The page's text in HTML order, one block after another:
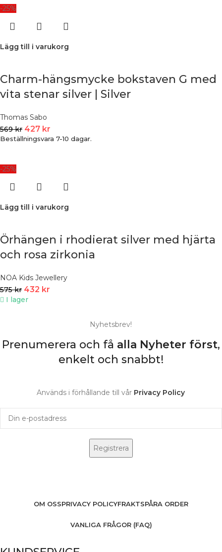
-25%
Lägg till i varukorg
Charm-hängsmycke bokstaven G med
vita stenar silver | Silver
Thomas Sabo
569kr 427 kr
Beställningsvara 7-10 dagar.
-25%
Lägg till i varukorg
Örhängen i rhodierat silver med hjärta
och rosa zirkonia
NOA Kids Jewellery
575kr 432 kr
I lager
Nyhetsbrev!
Prenumerera och få alla Nyheter först,
enkelt och snabbt!
Används i förhållande till vår Privacy Policy
OM OSSPRIVACY POLICYFRAKTSPÅRA ORDER
VANLIGA FRÅGOR (FAQ)